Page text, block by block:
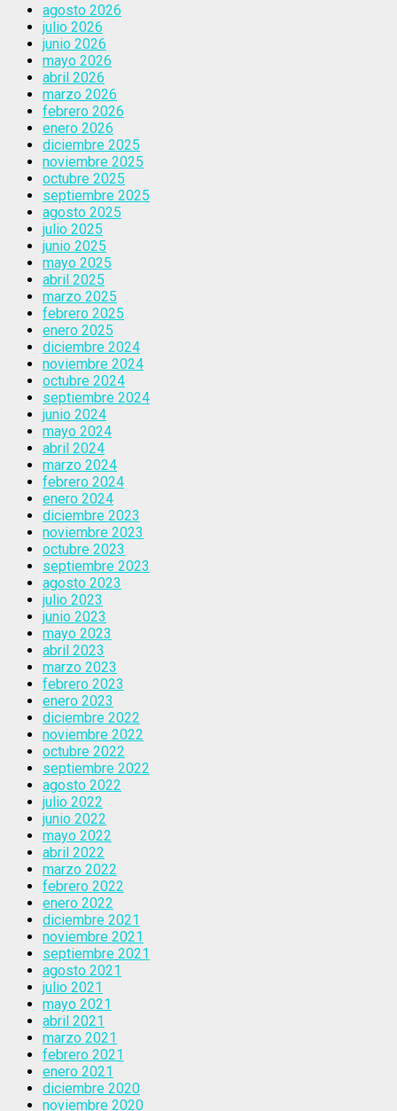
agosto 2026
julio 2026
junio 2026
mayo 2026
abril 2026
marzo 2026
febrero 2026
enero 2026
diciembre 2025
noviembre 2025
octubre 2025
septiembre 2025
agosto 2025
julio 2025
junio 2025
mayo 2025
abril 2025
marzo 2025
febrero 2025
enero 2025
diciembre 2024
noviembre 2024
octubre 2024
septiembre 2024
junio 2024
mayo 2024
abril 2024
marzo 2024
febrero 2024
enero 2024
diciembre 2023
noviembre 2023
octubre 2023
septiembre 2023
agosto 2023
julio 2023
junio 2023
mayo 2023
abril 2023
marzo 2023
febrero 2023
enero 2023
diciembre 2022
noviembre 2022
octubre 2022
septiembre 2022
agosto 2022
julio 2022
junio 2022
mayo 2022
abril 2022
marzo 2022
febrero 2022
enero 2022
diciembre 2021
noviembre 2021
septiembre 2021
agosto 2021
julio 2021
mayo 2021
abril 2021
marzo 2021
febrero 2021
enero 2021
diciembre 2020
noviembre 2020